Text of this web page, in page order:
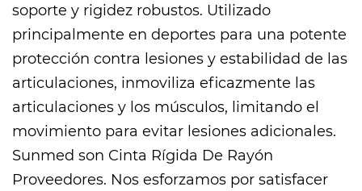
soporte y rigidez robustos. Utilizado
principalmente en deportes para una potente
protección contra lesiones y estabilidad de las
articulaciones, inmoviliza eficazmente las
articulaciones y los músculos, limitando el
movimiento para evitar lesiones adicionales.
Sunmed son Cinta Rígida De Rayón
Proveedores. Nos esforzamos por satisfacer